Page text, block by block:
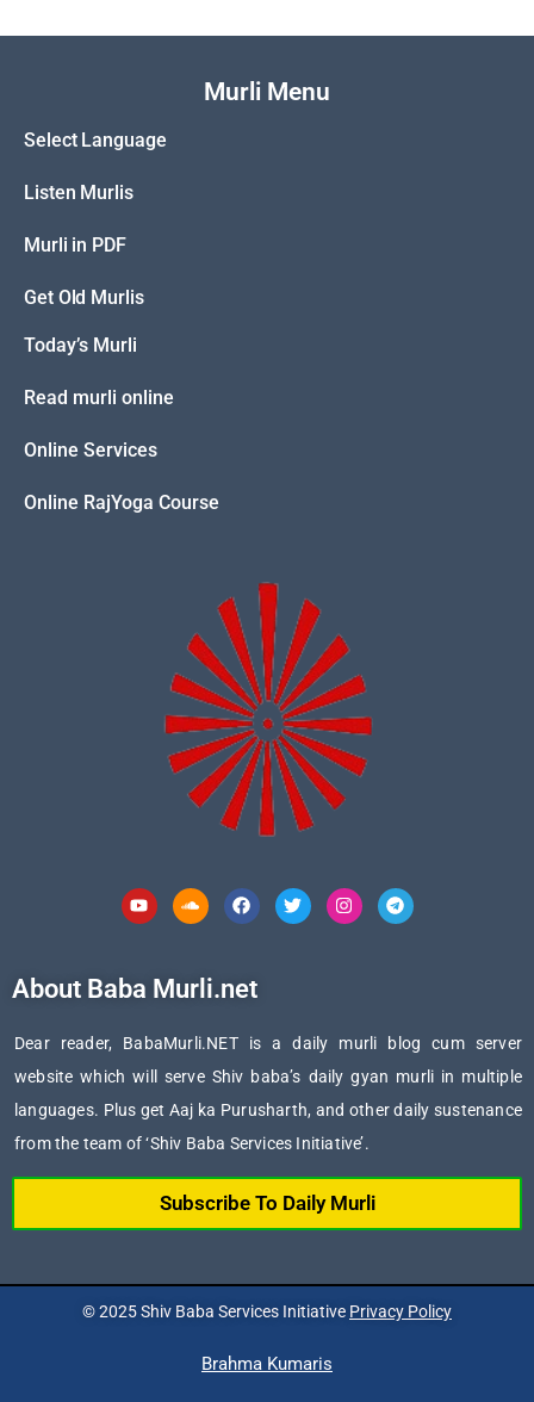
Murli Menu
Select Language
Listen Murlis
Murli in PDF
Get Old Murlis
Today’s Murli
Read murli online
Online Services
Online RajYoga Course
YoutubeSoundcloud
FacebookTwitterInstagramTelegram
About Baba Murli.net
Dear reader, BabaMurli.NET is a daily murli blog cum server
website which will serve Shiv baba’s daily gyan murli in multiple
languages. Plus get Aaj ka Purusharth, and other daily sustenance
from the team of ‘Shiv Baba Services Initiative’.
Subscribe To Daily Murli
© 2025 Shiv Baba Services Initiative Privacy Policy
Brahma Kumaris